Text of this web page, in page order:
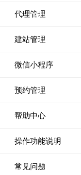
代理管理
建站管理
微信小程序
预约管理
帮助中心
操作功能说明
常见问题